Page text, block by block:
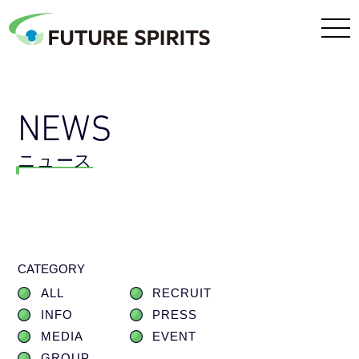
NEWS
ニュース
CATEGORY
ALL
RECRUIT
INFO
PRESS
MEDIA
EVENT